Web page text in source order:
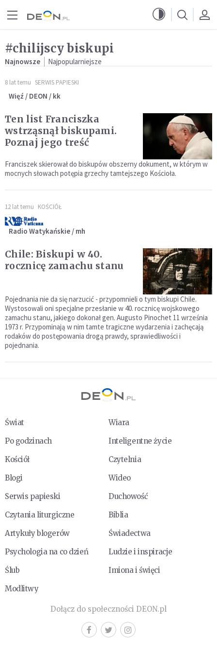
#chilijscy biskupi
Najnowsze Najpopularniejsze
8 lat temu SERWIS PAPIESKI
Więź / DEON / kk
Ten list Franciszka
wstrząsnął biskupami.
Poznaj jego treść
Franciszek skierował do biskupów obszerny dokument, w którym w
mocnych słowach potępia grzechy tamtejszego Kościoła.
12 lat temu KOŚCIÓŁ
Radio Watykańskie / mh
Chile: Biskupi w 40.
rocznicę zamachu stanu
Pojednania nie da się narzucić - przypomnieli o tym biskupi Chile.
Wystosowali oni specjalne przesłanie w 40. rocznicę wojskowego
zamachu stanu, jakiego dokonał gen. Augusto Pinochet 11 września
1973 r. Przypominają w nim tamte tragiczne wydarzenia i zachęcają
rodaków do postępowania drogą prawdy, sprawiedliwości i
pojednania.
Świat
Wiara
Po godzinach
Inteligentne życie
Kościół
Czytelnia
Blogi
Wideo
Serwis papieski
Duchowość
Czytania liturgiczne
Biblia
Artykuły blogerów
Świadectwa
Psychologia na co dzień
Ludzie i inspiracje
Ślub
Imiona i święci
Modlitwy
Dołącz do społeczności DEON.pl